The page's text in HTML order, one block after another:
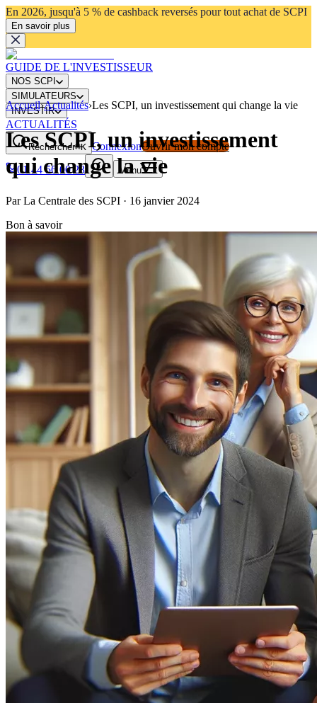
En 2026, jusqu'à 5 % de cashback reversés pour tout achat de SCPI
En savoir plus
GUIDE DE L'INVESTISSEUR
NOS SCPI
SIMULATEURS
INVESTIR
ACTUALITÉS
Rechercher⌘K ConnexionOuvrir mon compte
01 44 56 00 23
Menu
Accueil›Actualités›Les SCPI, un investissement qui change la vie
Les SCPI, un investissement
qui change la vie
Par La Centrale des SCPI · 16 janvier 2024
Bon à savoir